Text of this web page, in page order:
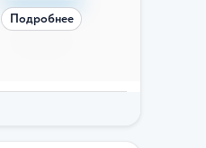
Подробнее